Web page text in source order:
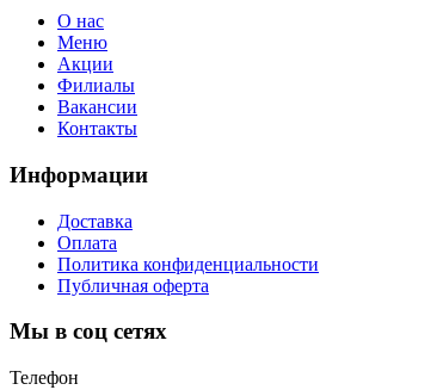
О нас
Меню
Акции
Филиалы
Вакансии
Контакты
Информации
Доставка
Оплата
Политика конфиденциальности
Публичная оферта
Мы в соц сетях
Телефон